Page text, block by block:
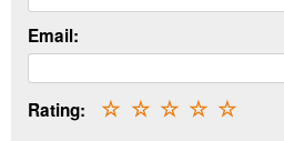
Email:
Rating: ☆
☆
☆
☆
☆